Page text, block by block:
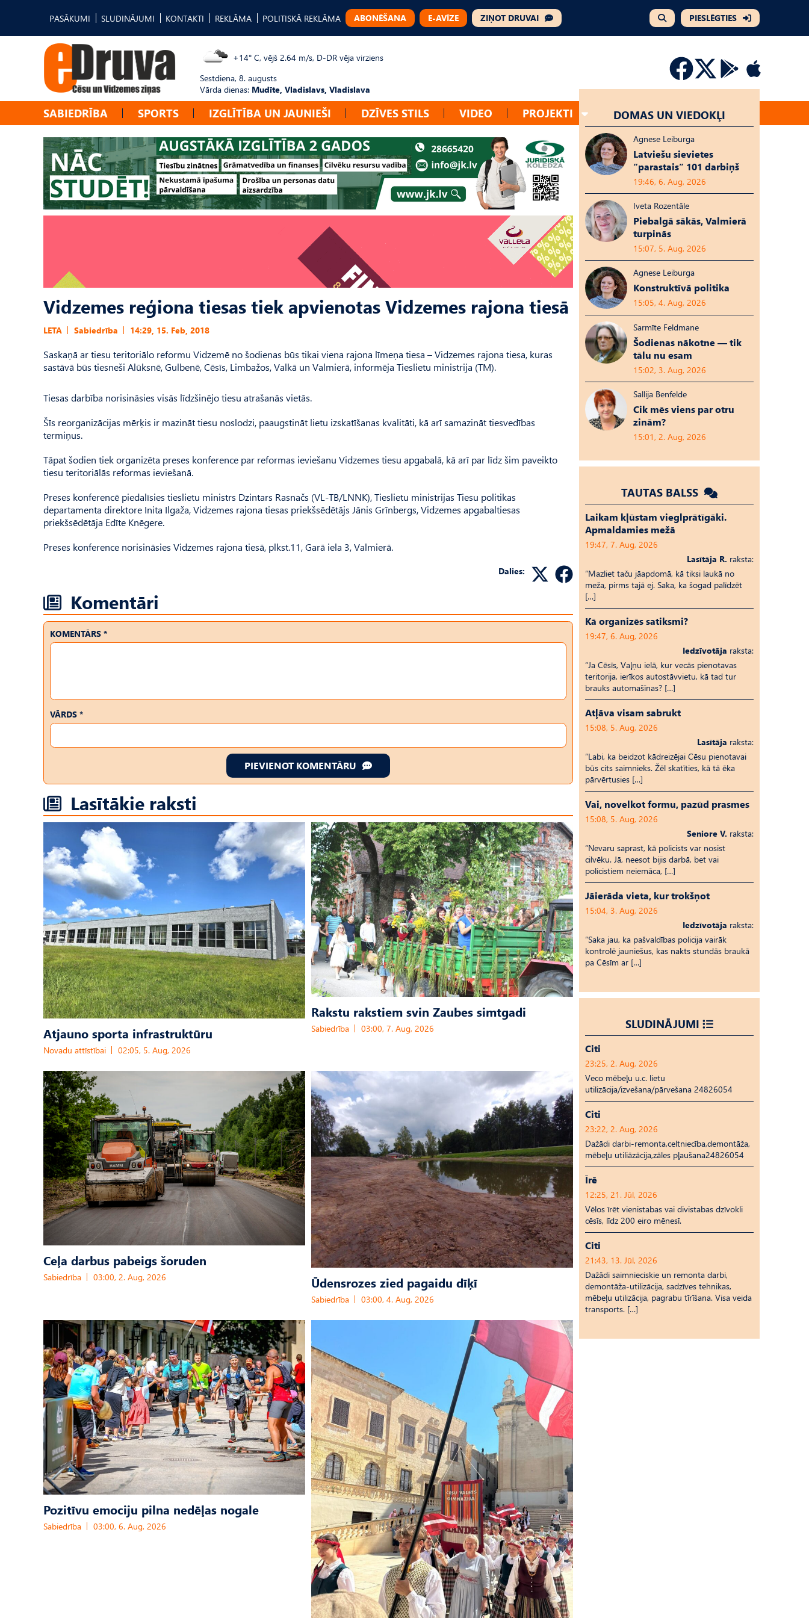
PASĀKUMI SLUDINĀJUMI KONTAKTI REKLĀMA POLITISKĀ REKLĀMA ABONĒŠANA E-AVĪZE ZIŅOT DRUVAI PIESLĒGTIES
+14° C, vējš 2.64 m/s, D-DR vēja virziens
Sestdiena, 8. augusts
Vārda dienas: Mudīte, Vladislavs, Vladislava
SABIEDRĪBA SPORTS IZGLĪTĪBA UN JAUNIEŠI DZĪVES STILS VIDEO PROJEKTI
Vidzemes reģiona tiesas tiek apvienotas Vidzemes rajona tiesā
LETA Sabiedrība 14:29, 15. Feb, 2018
Saskaņā ar tiesu teritoriālo reformu Vidzemē no šodienas būs tikai viena rajona līmeņa tiesa – Vidzemes rajona tiesa, kuras
sastāvā būs tiesneši Alūksnē, Gulbenē, Cēsīs, Limbažos, Valkā un Valmierā, informēja Tieslietu ministrija (TM).
Tiesas darbība norisināsies visās līdzšinējo tiesu atrašanās vietās.
Šīs reorganizācijas mērķis ir mazināt tiesu noslodzi, paaugstināt lietu izskatīšanas kvalitāti, kā arī samazināt tiesvedības
termiņus.
Tāpat šodien tiek organizēta preses konference par reformas ieviešanu Vidzemes tiesu apgabalā, kā arī par līdz šim paveikto
tiesu teritoriālās reformas ieviešanā.
Preses konferencē piedalīsies tieslietu ministrs Dzintars Rasnačs (VL-TB/LNNK), Tieslietu ministrijas Tiesu politikas
departamenta direktore Inita Ilgaža, Vidzemes rajona tiesas priekšsēdētājs Jānis Grīnbergs, Vidzemes apgabaltiesas
priekšsēdētāja Edīte Knēgere.
Preses konference norisināsies Vidzemes rajona tiesā, plkst.11, Garā iela 3, Valmierā.
Dalies:
Komentāri
KOMENTĀRS *
VĀRDS *
PIEVIENOT KOMENTĀRU
Lasītākie raksti
Atjauno sporta infrastruktūru
Novadu attīstībai 02:05, 5. Aug, 2026
Rakstu rakstiem svin Zaubes simtgadi
Sabiedrība 03:00, 7. Aug, 2026
Ceļa darbus pabeigs šoruden
Sabiedrība 03:00, 2. Aug, 2026 Ūdensrozes zied pagaidu dīķī
Sabiedrība 03:00, 4. Aug, 2026
Pozitīvu emociju pilna nedēļas nogale
Sabiedrība 03:00, 6. Aug, 2026
DOMAS UN VIEDOKĻI
Agnese Leiburga
Latviešu sievietes
“parastais” 101 darbiņš
19:46, 6. Aug, 2026
Iveta Rozentāle
Piebalgā sākās, Valmierā
turpinās
15:07, 5. Aug, 2026
Agnese Leiburga
Konstruktīvā politika
15:05, 4. Aug, 2026
Sarmīte Feldmane
Šodienas nākotne — tik
tālu nu esam
15:02, 3. Aug, 2026
Sallija Benfelde
Cik mēs viens par otru
zinām?
15:01, 2. Aug, 2026
TAUTAS BALSS
Laikam kļūstam vieglprātīgāki.
Apmaldamies mežā
19:47, 7. Aug, 2026
Lasītāja R. raksta:
“Mazliet taču jāapdomā, kā tiksi laukā no
meža, pirms tajā ej. Saka, ka šogad palīdzēt
[…]
Kā organizēs satiksmi?
19:47, 6. Aug, 2026
Iedzīvotāja raksta:
“Ja Cēsīs, Vaļņu ielā, kur vecās pienotavas
teritorija, ierīkos autostāvvietu, kā tad tur
brauks automašīnas? […]
Atļāva visam sabrukt
15:08, 5. Aug, 2026
Lasītāja raksta:
“Labi, ka beidzot kādreizējai Cēsu pienotavai
būs cits saimnieks. Žēl skatīties, kā tā ēka
pārvērtusies […]
Vai, novelkot formu, pazūd prasmes
15:08, 5. Aug, 2026
Seniore V. raksta:
“Nevaru saprast, kā policists var nosist
cilvēku. Jā, neesot bijis darbā, bet vai
policistiem neiemāca, […]
Jāierāda vieta, kur trokšņot
15:04, 3. Aug, 2026
Iedzīvotāja raksta:
“Saka jau, ka pašvaldības policija vairāk
kontrolē jauniešus, kas nakts stundās braukā
pa Cēsīm ar […]
SLUDINĀJUMI
Citi
23:25, 2. Aug, 2026
Veco mēbeļu u.c. lietu
utilizācija/izvešana/pārvešana 24826054
Citi
23:22, 2. Aug, 2026
Dažādi darbi-remonta,celtniecība,demontāža,
mēbeļu utiliāzācija,zāles pļaušana24826054
Īrē
12:25, 21. Jūl, 2026
Vēlos īrēt vienistabas vai divistabas dzīvokli
cēsīs, līdz 200 eiro mēnesī.
Citi
21:43, 13. Jūl, 2026
Dažādi saimnieciskie un remonta darbi,
demontāža-utilizācija, sadzīves tehnikas,
mēbeļu utilizācija, pagrabu tīrīšana. Visa veida
transports. […]